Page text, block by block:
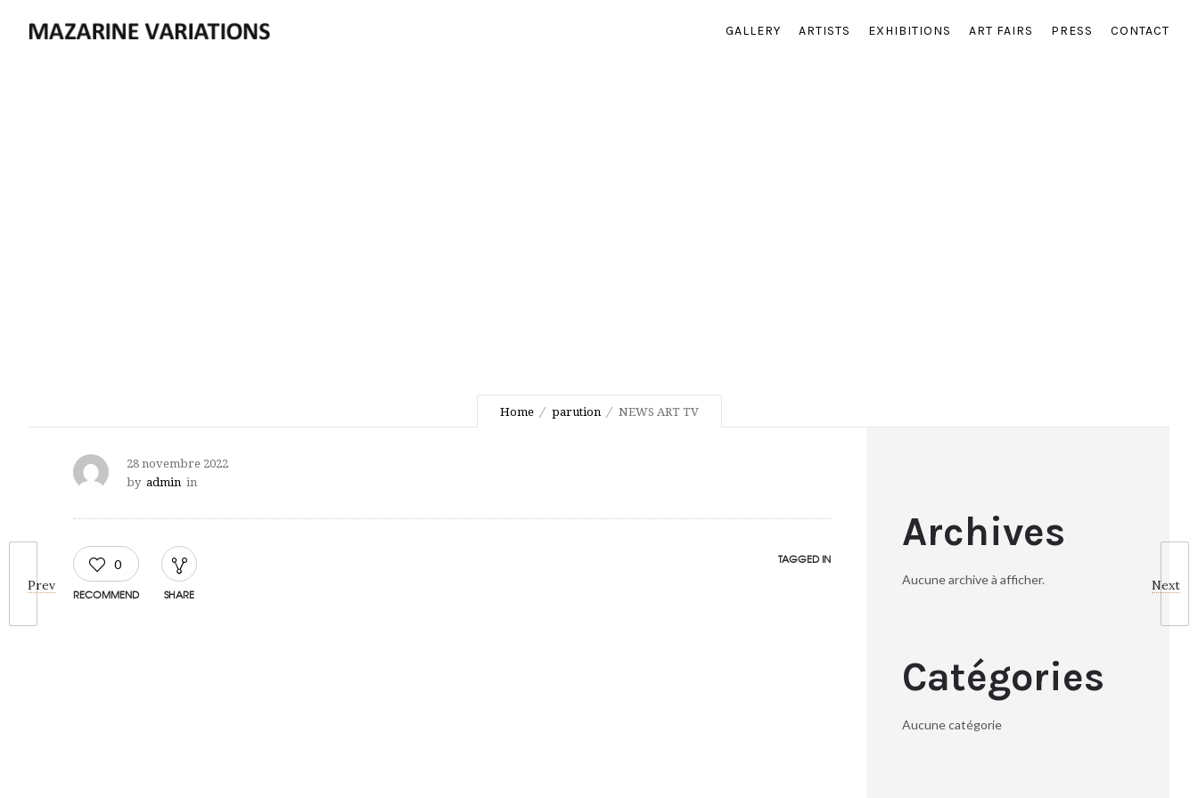
GALLERY ARTISTS EXHIBITIONS ART FAIRS PRESS CONTACT
Home parution NEWS ART TV
Prev Next
28 novembre 2022
by admin in
0
RECOMMEND SHARE
TAGGED IN
Archives
Aucune archive à afficher.
Catégories
Aucune catégorie